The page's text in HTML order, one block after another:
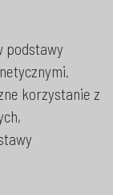
podstawy
korzystanie z